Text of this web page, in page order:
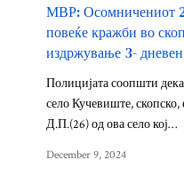
МВР: Осомничениот
повеќе кражби во
издржување 3-
Полицијата соопшти дека
село Кучевиште,
Д.П.(26) од ова село кој…
December 9, 2024